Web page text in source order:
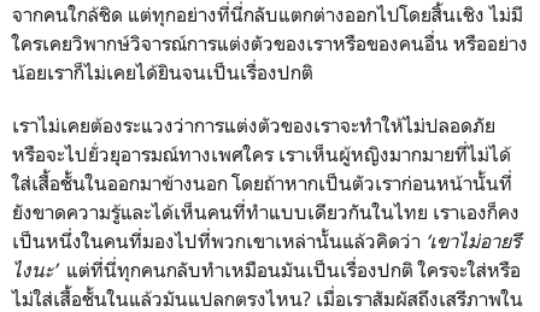
จากคนใกล้ชิด แต่ทุกอย่างที่นี่กลับแตกต่างออกไปโดยสิ้นเชิง ไม่มี
ใครเคยวิพากษ์วิจารณ์การแต่งตัวของเราหรือของคนอื่น หรืออย่าง
น้อยเราก็ไม่เคยได้ยินจนเป็นเรื่องปกติ
เราไม่เคยต้องระแวงว่าการแต่งตัวของเราจะทำให้ไม่ปลอดภัย
หรือจะไปยั่วยุอารมณ์ทางเพศใคร เราเห็นผู้หญิงมากมายที่ไม่ได้
ใส่เสื้อชั้นในออกมาข้างนอก โดยถ้าหากเป็นตัวเราก่อนหน้านั้นที่
ยังขาดความรู้และได้เห็นคนที่ทำแบบเดียวกันในไทย เราเองก็คง
เป็นหนึ่งในคนที่มองไปที่พวกเขาเหล่านั้นแล้วคิดว่า ‘เขาไม่อายรึ
ไงนะ’ แต่ที่นี่ทุกคนกลับทำเหมือนมันเป็นเรื่องปกติ ใครจะใส่หรือ
ไม่ใส่เสื้อชั้นในแล้วมันแปลกตรงไหน? เมื่อเราสัมผัสถึงเสรีภาพใน